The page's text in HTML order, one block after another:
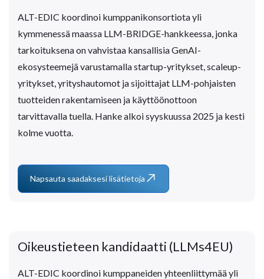
ALT-EDIC koordinoi kumppanikonsortiota yli
kymmenessä maassa LLM-BRIDGE-hankkeessa, jonka
tarkoituksena on vahvistaa kansallisia GenAI-
ekosysteemejä varustamalla startup-yritykset, scaleup-
yritykset, yrityshautomot ja sijoittajat LLM-pohjaisten
tuotteiden rakentamiseen ja käyttöönottoon
tarvittavalla tuella. Hanke alkoi syyskuussa 2025 ja kesti
kolme vuotta.
Napsauta saadaksesi lisätietoja
Oikeustieteen kandidaatti (LLMs4EU)
ALT-EDIC koordinoi kumppaneiden yhteenliittymää yli